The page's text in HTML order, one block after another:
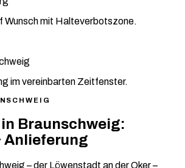
Wunsch mit Halteverbotszone.
im vereinbarten Zeitfenster.
Braunschweig:
Anlieferung
– der Löwenstadt an der Oker –